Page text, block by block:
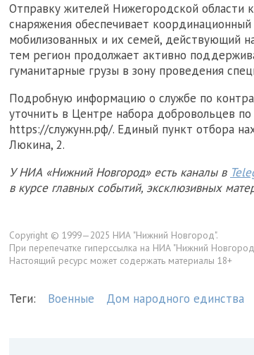
Отправку жителей Нижегородской области
снаряжения обеспечивает
мобилизованных и их семей, действующий
тем регион продолжает активно
гуманитарные грузы в зону проведения
Подробную информацию о службе по
уточнить в Центре набора добровольцев
https://служунн.рф/. Единый пункт отбора
Люкина, 2.
У НИА «Нижний Новгород» есть каналы в
в курсе главных событий, эксклюзивных
Copyright © 1999—2025 НИА "Нижний Новгород".
При перепечатке гиперссылка на НИА "Нижний
Настоящий ресурс может содержать материалы 18+
Теги: Военные Дом народного единства